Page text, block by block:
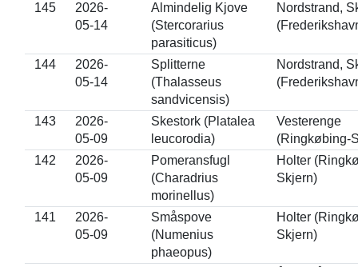
145
2026-
05-14
Almindelig Kjove
(Stercorarius
parasiticus)
Nordstrand,
144
2026-
05-14
Splitterne
(Thalasseus
sandvicensis)
Nordstrand,
143
2026-
05-09
Skestork (Platalea
leucorodia)
Vesterenge
(Ringkøbing-
142
2026-
05-09
Pomeransfugl
(Charadrius
morinellus)
Holter
Skjern)
141
2026-
05-09
Småspove
(Numenius
phaeopus)
Holter
Skjern)